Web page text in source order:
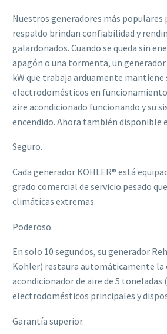
Nuestros generadores más populares
respaldo brindan confiabilidad y
galardonados. Cuando se queda sin
apagón o una tormenta, un generador
kW que trabaja arduamente mantiene
electrodomésticos en
aire acondicionado funcionando y su
encendido. Ahora también disponible
Seguro.
Cada generador KOHLER® está
grado comercial de servicio pesado
climáticas extremas.
Poderoso.
En solo 10 segundos, su generador
Kohler) restaura automáticamente la
acondicionador de aire de 5 toneladas
electrodomésticos principales y
Garantía superior.